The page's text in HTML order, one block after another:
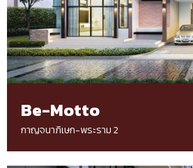
Be-Motto
กาญจนาภิเษก-พระราม 2